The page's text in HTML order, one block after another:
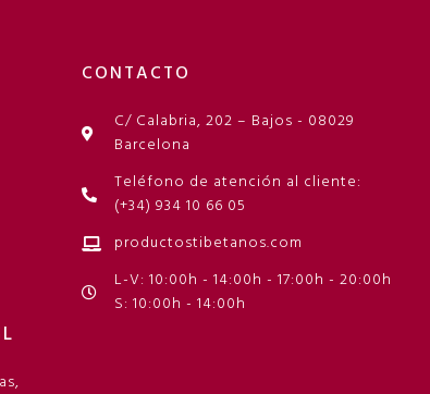
CONTACTO
C/ Calabria, 202 – Bajos - 08029
Barcelona
Teléfono de atención al cliente:
(+34) 934 10 66 05
productostibetanos.com
L-V: 10:00h - 14:00h - 17:00h - 20:00h
S: 10:00h - 14:00h